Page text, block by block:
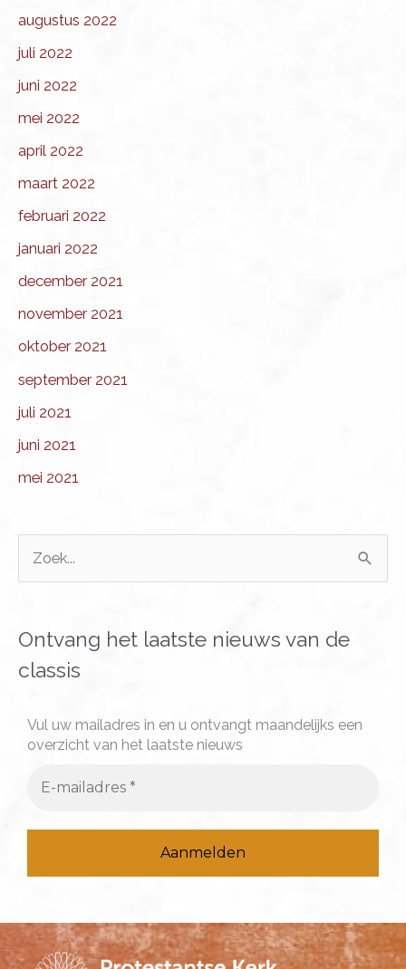
augustus 2022
juli 2022
juni 2022
mei 2022
april 2022
maart 2022
februari 2022
januari 2022
december 2021
november 2021
oktober 2021
september 2021
juli 2021
juni 2021
mei 2021
k
n
Ontvang het laatste nieuws van de
classis
Vul uw mailadres in en u ontvangt maandelijks een
overzicht van het laatste nieuws